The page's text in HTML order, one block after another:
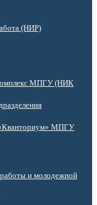
(НИР)
комплекс МПГУ (НИК
«Кванториум» МПГУ
работы и молодежной